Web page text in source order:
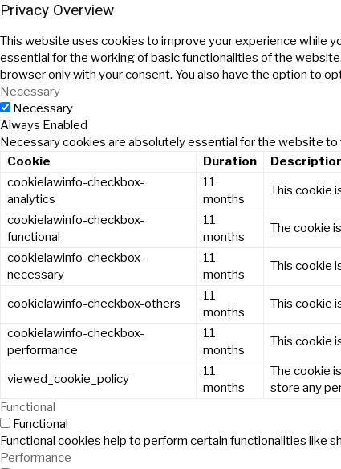
Privacy Overview
This website uses cookies to improve your experience while
essential for the working of basic functionalities of the
browser only with your consent. You also have the option to
Necessary
Necessary
Always Enabled
Necessary cookies are absolutely essential for the website
Cookie
Duration
cookielawinfo-checkbox-
analytics
11
months
This cookie
cookielawinfo-checkbox-
functional
11
months
The cookie
cookielawinfo-checkbox-
necessary
11
months
This cookie
cookielawinfo-checkbox-others
11
months
This cookie
cookielawinfo-checkbox-
performance
11
months
This cookie
viewed_cookie_policy
11
months
The cookie
store any
Functional
Functional
Functional cookies help to perform certain functionalities like
Performance